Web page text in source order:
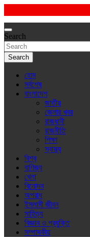
Search
Search
হোম
সর্বশেষ
বাংলাদেশ
জাতীয়
জেলার খবর
রাজধানী
রাজনীতি
শিক্ষা
স্বাস্থ্য
বিশ্ব
বাণিজ্য
খেলা
বিনোদন
অপরাধ
ইসলামী জীবন
সাহিত্য
বিজ্ঞান ও প্রযুক্তি
সম্পাদকীয়